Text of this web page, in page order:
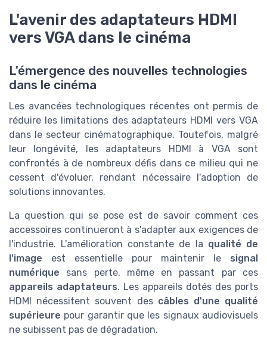
L'avenir des adaptateurs HDMI
vers VGA dans le cinéma
L'émergence des nouvelles technologies
dans le cinéma
Les avancées technologiques récentes ont permis de
réduire les limitations des adaptateurs HDMI vers VGA
dans le secteur cinématographique. Toutefois, malgré
leur longévité, les adaptateurs HDMI à VGA sont
confrontés à de nombreux défis dans ce milieu qui ne
cessent d'évoluer, rendant nécessaire l'adoption de
solutions innovantes.
La question qui se pose est de savoir comment ces
accessoires continueront à s'adapter aux exigences de
l'industrie. L'amélioration constante de la qualité de
l'image est essentielle pour maintenir le signal
numérique sans perte, même en passant par ces
appareils adaptateurs. Les appareils dotés des ports
HDMI nécessitent souvent des câbles d'une qualité
supérieure pour garantir que les signaux audiovisuels
ne subissent pas de dégradation.